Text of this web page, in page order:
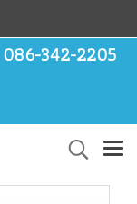
342-2205